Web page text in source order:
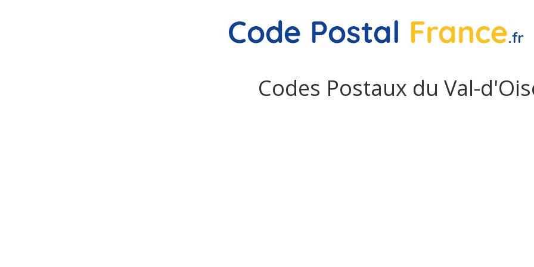
Codes Postaux du Val-